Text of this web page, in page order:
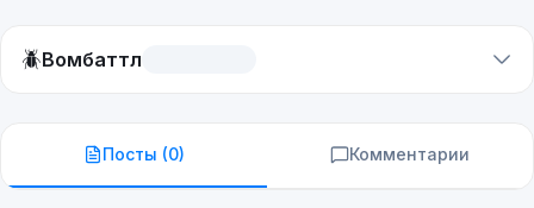
🪲Вомбаттл
Посты (0) Комментарии